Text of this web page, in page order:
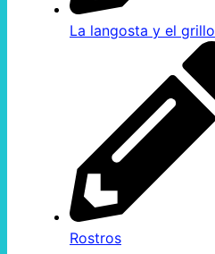
La langosta y el grillo
Rostros